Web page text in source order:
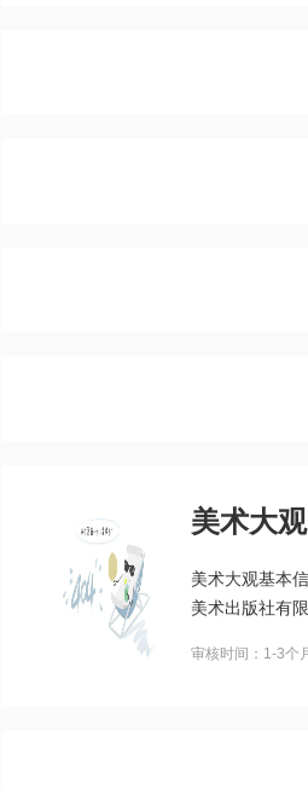
美术大观
美术大观基本
美术出版社有
审核时间：1-3